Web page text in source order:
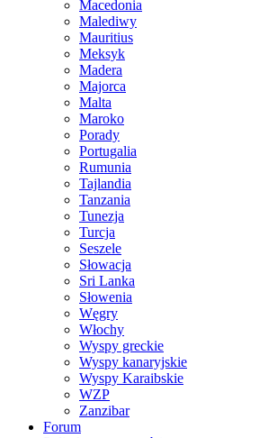
Macedonia
Malediwy
Mauritius
Meksyk
Madera
Majorca
Malta
Maroko
Porady
Portugalia
Rumunia
Tajlandia
Tanzania
Tunezja
Turcja
Seszele
Słowacja
Sri Lanka
Słowenia
Węgry
Włochy
Wyspy greckie
Wyspy kanaryjskie
Wyspy Karaibskie
WZP
Zanzibar
Forum